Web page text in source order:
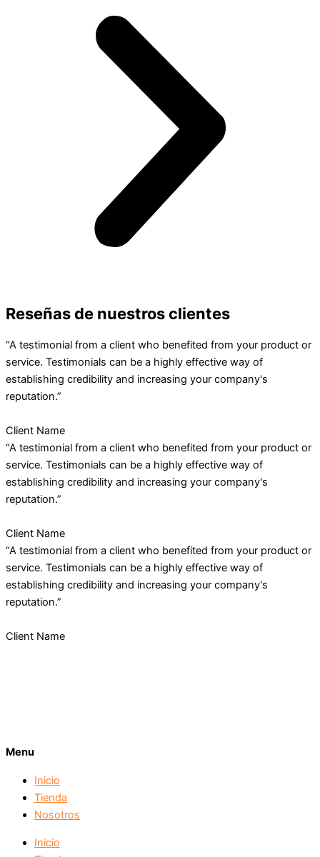
Reseñas de nuestros clientes
“A testimonial from a client who benefited from your product or
service. Testimonials can be a highly effective way of
establishing credibility and increasing your company's
reputation.”
Client Name
“A testimonial from a client who benefited from your product or
service. Testimonials can be a highly effective way of
establishing credibility and increasing your company's
reputation.”
Client Name
“A testimonial from a client who benefited from your product or
service. Testimonials can be a highly effective way of
establishing credibility and increasing your company's
reputation.”
Client Name
Menu
Inicio
Tienda
Nosotros
Inicio